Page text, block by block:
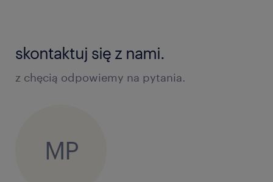
skontaktuj się z nami.
z chęcią odpowiemy na pytania.
MP